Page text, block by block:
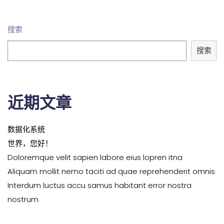
搜索
搜索
近期文章
数据化系统
世界，您好！
Doloremque velit sapien labore eius lopren itna
Aliquam mollit nemo taciti ad quae reprehenderit omnis
Interdum luctus accu samus habitant error nostra
nostrum